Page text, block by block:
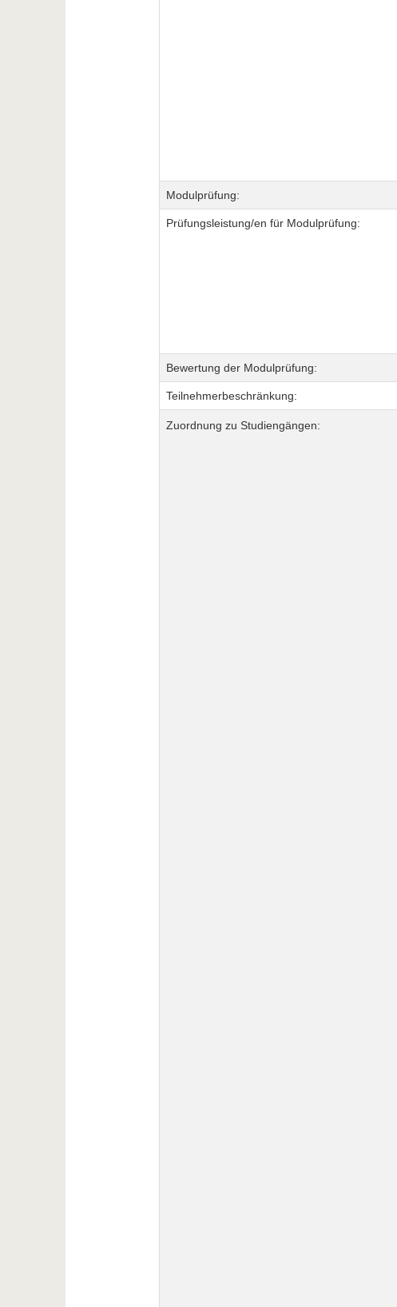
Modulprüfung:
Prüfungsleistung/en für Modulprüfung:
Bewertung der Modulprüfung:
Teilnehmerbeschränkung:
Zuordnung zu Studiengängen: